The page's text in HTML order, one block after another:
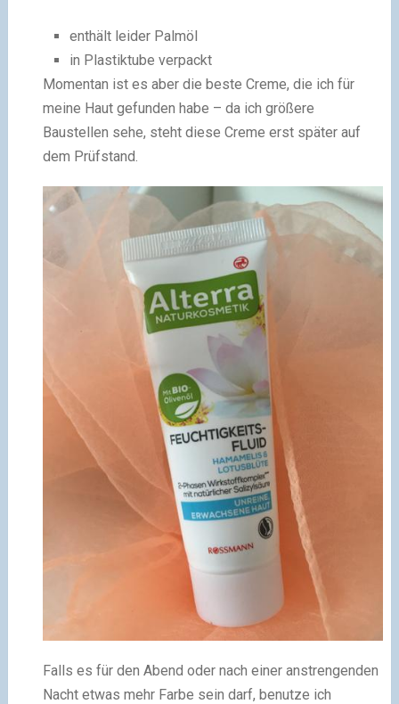
enthält leider Palmöl
in Plastiktube verpackt
Momentan ist es aber die beste Creme, die ich für
meine Haut gefunden habe – da ich größere
Baustellen sehe, steht diese Creme erst später auf
dem Prüfstand.
Falls es für den Abend oder nach einer anstrengenden
Nacht etwas mehr Farbe sein darf, benutze ich